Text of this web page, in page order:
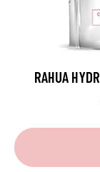
RAHUA